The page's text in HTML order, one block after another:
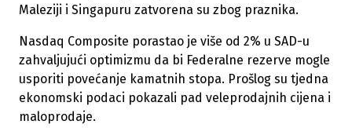
Maleziji i Singapuru zatvorena su zbog praznika.
Nasdaq Composite porastao je više od 2% u SAD-u
zahvaljujući optimizmu da bi Federalne rezerve mogle
usporiti povećanje kamatnih stopa. Prošlog su tjedna
ekonomski podaci pokazali pad veleprodajnih cijena i
maloprodaje.